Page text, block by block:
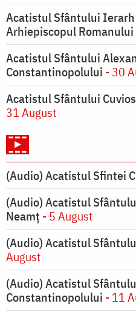
Acatistul Sfântului Ierarh
Arhiepiscopul Romanului
Acatistul Sfântului
Constantinopolului - 30
Acatistul Sfântului
31 August
(Audio) Acatistul Sfintei
(Audio) Acatistul
Neamț - 5 August
(Audio) Acatistul
August
(Audio) Acatistul
Constantinopolului - 11